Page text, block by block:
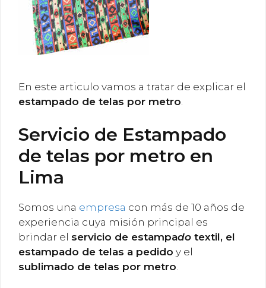
En este articulo vamos a tratar de explicar el
estampado de telas por metro
Servicio de Estampado
de telas por metro en
Lima
Somos una empresa con más de 10 años de
experiencia cuya misión principal es
brindar el servicio de estampado textil, el
estampado de telas a pedido y el
sublimado de telas por metro.